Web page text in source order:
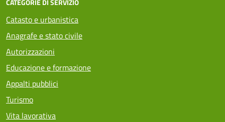
CATEGORIE DI SERVIZIO
Catasto e urbanistica
Anagrafe e stato civile
Autorizzazioni
Educazione e formazione
Appalti pubblici
Turismo
Vita lavorativa